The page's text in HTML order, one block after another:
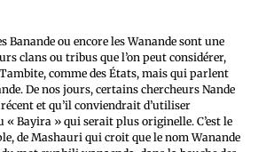
Banande ou encore les Wanande sont une
clans ou tribus que l’on peut considérer,
comme des États, mais qui parlent
De nos jours, certains chercheurs Nande
et qu’il conviendrait d’utiliser
« Bayira » qui serait plus originelle. C’est le
de Mashauri qui croit que le nom Wanande